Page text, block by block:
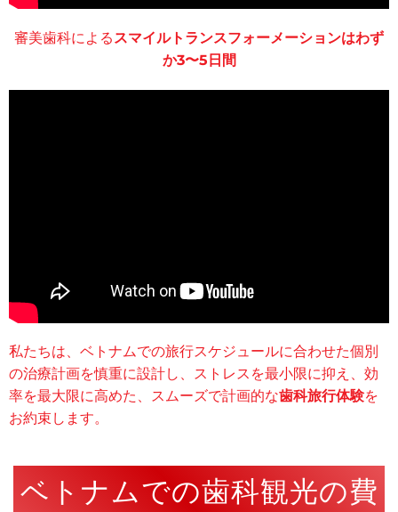
審美歯科による スマイルトランスフォーメーションはわず
か3〜5日間
私たちは、ベトナムでの旅行スケジュールに合わせた個別
の治療計画を慎重に設計し、ストレスを最小限に抑え、効
率を最大限に高めた、スムーズで計画的な歯科旅行体験を
お約束します。
ベトナムでの歯科観光の費